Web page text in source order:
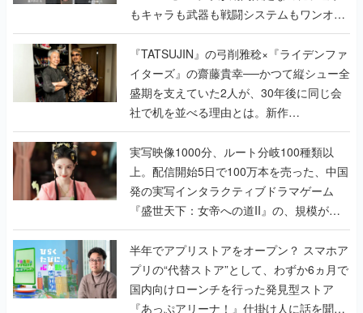
もキャラも武器も戦闘システムもワンオフ
で作り込まれた理由を両ディレクターに聞
く
『TATSUJIN』の弓削雅稔×『ライデンファ
イターズ』の齋藤貴幸──かつて縦シュー全
盛期を支えていた2人が、30年後に同じ会
社で机を並べる理由とは。新作
『TATSUJIN EXTREME』で初タッグを組
んだレジェンド2人に訊く開発秘話
実写映像1000分、ルート分岐100種類以
上。配信開始5日で100万本を売った、中国
発の実写インタラクティブドラマゲーム
『盛世天下：女帝への道II』の、規模が違
うこだわりをプロデューサーに聞いた
半年でアプリストアをオープン？ スマホア
プリの“代替ストア”として、わずか6ヵ月で
国内向けローンチを行った発見型ストア
『あっぷアリーナ！』仕掛け人に話を聞い